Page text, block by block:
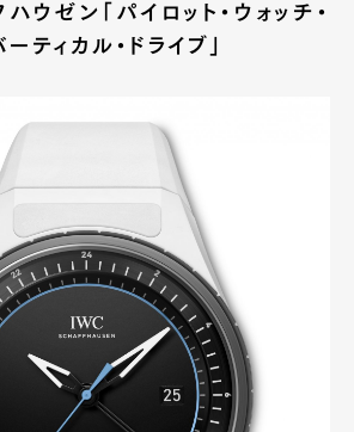
ゼン「パイロット・ウォッチ・
ティカル・ドライブ」